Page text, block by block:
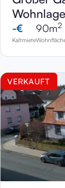
-€
Kaltmiete
90m2
VERKAUFT